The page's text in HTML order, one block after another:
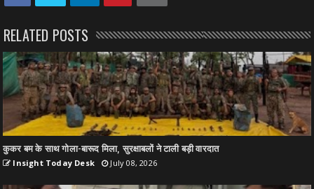
RELATED POSTS
कुकर बम के साथ गोला-बारूद मिला, सुरक्षाबलों ने टाली बड़ी वारदात
Insight Today Desk July 08, 2026